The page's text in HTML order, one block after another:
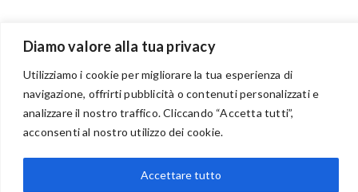
Diamo valore alla tua privacy
Utilizziamo i cookie per migliorare la tua esperienza di
navigazione, offrirti pubblicità o contenuti personalizzati e
analizzare il nostro traffico. Cliccando “Accetta tutti”,
acconsenti al nostro utilizzo dei cookie.
Accettare tutto
BENVENUTI NEL PORTALE RIVENDITORI